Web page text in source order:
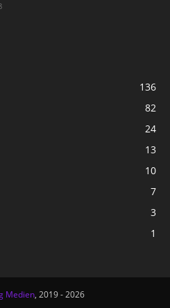
136
82
24
13
10
7
3
1
Medien, 2019 - 2026